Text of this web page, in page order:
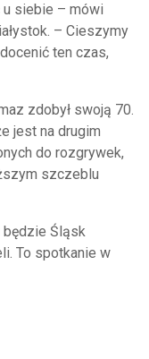
siebie – mówi
– Cieszymy
ten czas,
zdobył swoją 70.
jest na drugim
do rozgrywek,
szczeblu
będzie Śląsk
To spotkanie w